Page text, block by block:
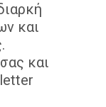
και
και